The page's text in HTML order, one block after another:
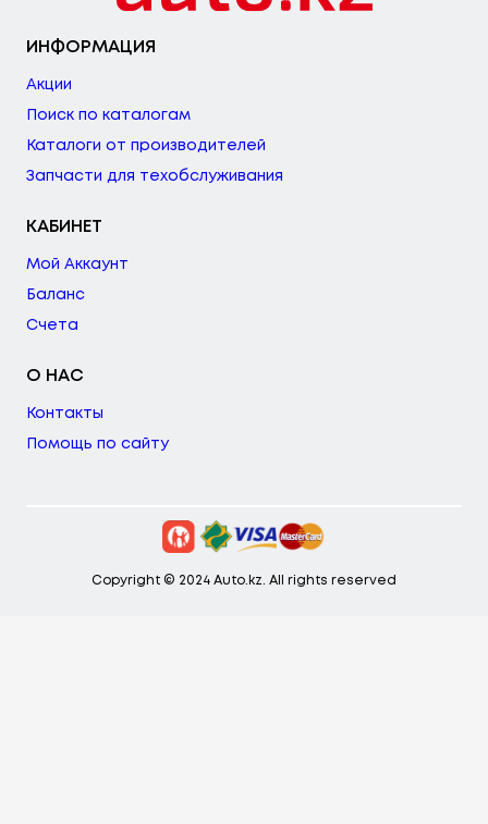
ИНФОРМАЦИЯ
Акции
Поиск по каталогам
Каталоги от производителей
Запчасти для техобслуживания
КАБИНЕТ
Мой Аккаунт
Баланс
Счета
О НАС
Контакты
Помощь по сайту
Copyright © 2024 Auto.kz. All rights reserved